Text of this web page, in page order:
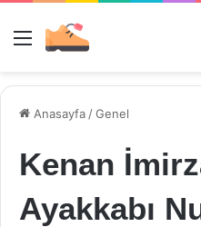
Menü
Anasayfa /Genel
Kenan
Ayakkabı